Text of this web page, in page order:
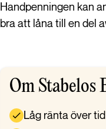
Handpenningen kan
bra att låna till en del
Om Stabelos
Låg ränta över